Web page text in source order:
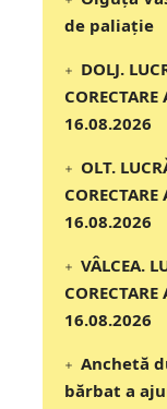
de paliație
DOLJ.
16.08.2026
OLT.
16.08.2026
VÂLCEA.
16.08.2026
Anchetă
bărbat a